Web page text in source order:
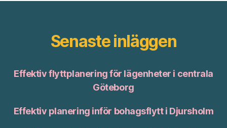
Senaste inläggen
Effektiv flyttplanering för lägenheter i centrala
Göteborg
Effektiv planering inför bohagsflytt i Djursholm